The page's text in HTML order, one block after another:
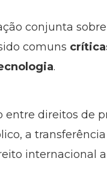
conjunta
comuns
.
entre direitos de
a
internacional